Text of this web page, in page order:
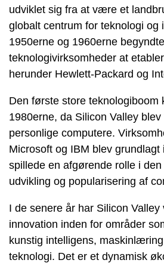
udviklet sig fra at være et
globalt centrum for teknologi og
1950erne og 1960erne
teknologivirksomheder at
herunder Hewlett-Packard og
Den første store teknologiboom
1980erne, da Silicon Valley
personlige computere.
Microsoft og IBM blev grundlagt
spillede en afgørende rolle i
udvikling og popularisering af
I de senere år har Silicon
innovation inden for områder
kunstig intelligens,
teknologi. Det er et dynamisk